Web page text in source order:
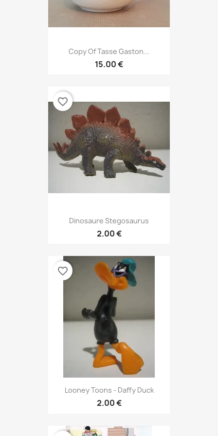
Copy Of Tasse Gaston...
15.00 €
Dinosaure Stegosaurus
2.00 €
favorite_border
Looney Toons - Daffy Duck
2.00 €
favorite_border